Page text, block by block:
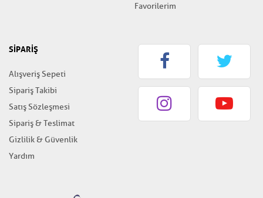
Favorilerim
SİPARİŞ
Alışveriş Sepeti
Sipariş Takibi
Satış Sözleşmesi
Sipariş & Teslimat
Gizlilik & Güvenlik
Yardım